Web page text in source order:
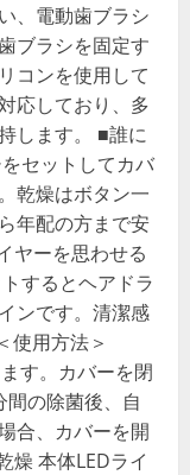
、電動歯ブラシ
ブラシを固定す
コンを使用して
応しており、多
します。 ■誰に
セットしてカバ
乾燥はボタン一
年配の方まで安
ヤーを思わせる
するとヘアドラ
ンです。清潔感
使用方法＞
す。カバーを閉
間の除菌後、自
合、カバーを開
燥 本体LEDライ